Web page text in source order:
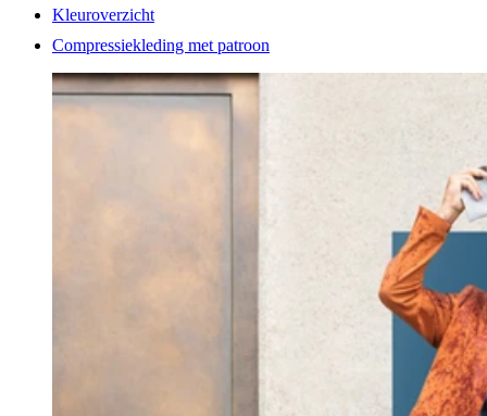
Kleuroverzicht
Compressiekleding met patroon